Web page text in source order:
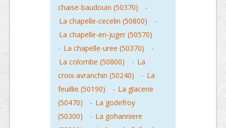
chaise-baudouin (50370)
-
La chapelle-cecelin (50800)
-
La chapelle-en-juger (50570)
- La chapelle-uree (50370)
-
La colombe (50800)
- La
croix-avranchin (50240)
- La
feuillie (50190)
- La glacerie
(50470)
- La godefroy
(50300)
- La gohanniere